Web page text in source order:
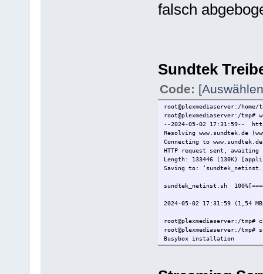
falsch
Sundtek
Code:
root@plexmediaserver:/
root@plexmediaserver:/tmp#
--2024-05-02 17:31:59--
Resolving www.sundtek.de
Connecting to
HTTP request sent, awaiting
Length: 133446 (130K)
Saving to:
sundtek_netinst.sh
2024-05-02 17:31:59 (1,54
root@plexmediaserver:/tmp#
root@plexmediaserver:/
Busybox installation